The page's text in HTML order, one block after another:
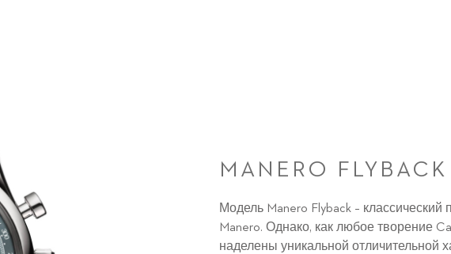
MANERO FLYBACK
Модель Manero Flyback – классический
Manero. Однако, как любое творение
наделены уникальной отличительной